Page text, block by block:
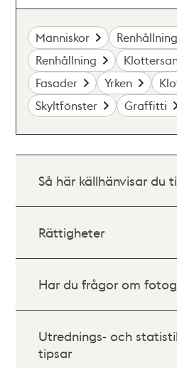
Människor
Renhållning
Fasader
Yrken
Skyltfönster
Graffitti
Så här källhänvisar du
Rättigheter
Har du frågor om
Utrednings- och
tipsar